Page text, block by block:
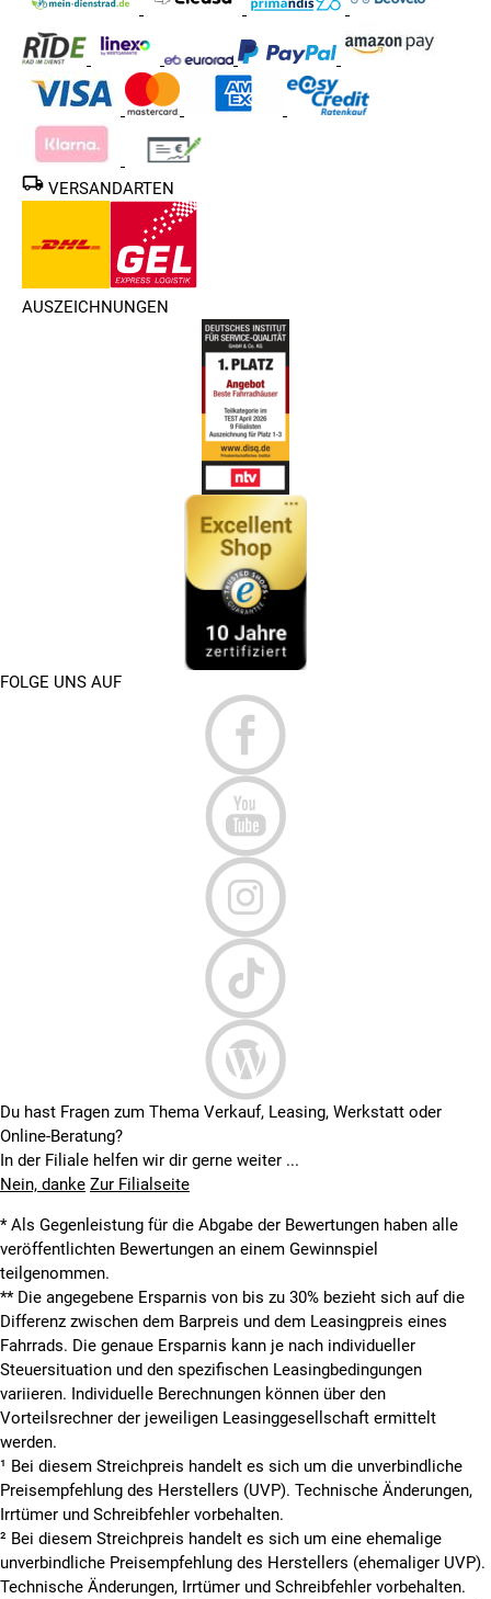
VERSANDARTEN
AUSZEICHNUNGEN
FOLGE UNS AUF
Du hast Fragen zum Thema Verkauf, Leasing, Werkstatt oder
Online-Beratung?
In der Filiale helfen wir dir gerne weiter ...
Nein, danke Zur Filialseite
* Als Gegenleistung für die Abgabe der Bewertungen haben alle
veröffentlichten Bewertungen an einem Gewinnspiel
teilgenommen.
** Die angegebene Ersparnis von bis zu 30% bezieht sich auf die
Differenz zwischen dem Barpreis und dem Leasingpreis eines
Fahrrads. Die genaue Ersparnis kann je nach individueller
Steuersituation und den spezifischen Leasingbedingungen
variieren. Individuelle Berechnungen können über den
Vorteilsrechner der jeweiligen Leasinggesellschaft ermittelt
werden.
¹ Bei diesem Streichpreis handelt es sich um die unverbindliche
Preisempfehlung des Herstellers (UVP). Technische Änderungen,
Irrtümer und Schreibfehler vorbehalten.
² Bei diesem Streichpreis handelt es sich um eine ehemalige
unverbindliche Preisempfehlung des Herstellers (ehemaliger UVP).
Technische Änderungen, Irrtümer und Schreibfehler vorbehalten.